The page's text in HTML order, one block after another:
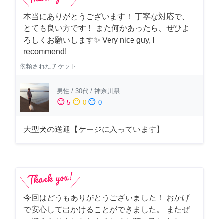
本当にありがとうございます！ 丁寧な対応で、
とても良い方です！ また何かあったら、ぜひよ
ろしくお願いします✨ Very nice guy, I
recommend!
依頼されたチケット
男性 / 30代 / 神奈川県
sentiment_satisfied 5 sentiment_neutral 0 sentiment_dissatisfied 0
大型犬の送迎【ケージに入っています】
今回はどうもありがとうございました！ おかげ
で安心して出かけることができました。 またぜ